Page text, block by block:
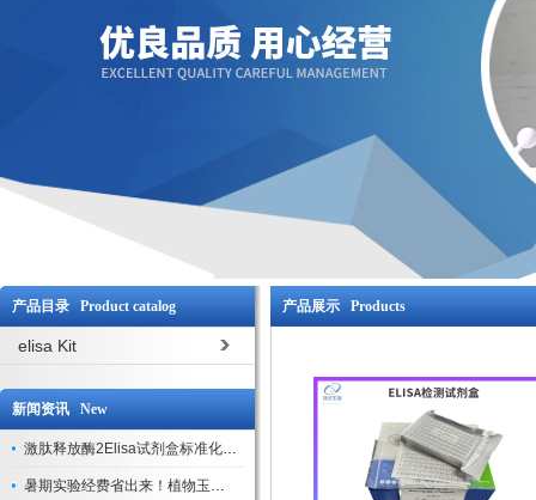
产品目录 Product catalog
elisa Kit
新闻资讯 New
激肽释放酶2Elisa试剂盒标准化实验操作与质控体系解析
暑期实验经费省出来！植物玉米索核苷（ZR ）elisa酶联免疫试剂盒
产品展示 Products